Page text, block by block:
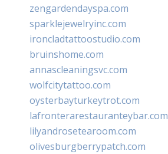
zengardendayspa.com
sparklejewelryinc.com
ironcladtattoostudio.com
bruinshome.com
annascleaningsvc.com
wolfcitytattoo.com
oysterbayturkeytrot.com
lafronterarestauranteybar.com
lilyandrosetearoom.com
olivesburgberrypatch.com